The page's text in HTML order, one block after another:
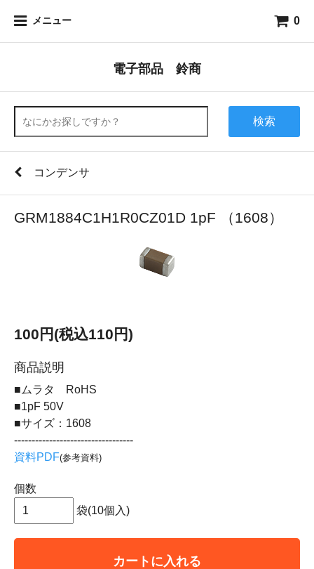
メニュー 0
電子部品 鈴商
検索
コンデンサ
GRM1884C1H1R0CZ01D 1pF （1608）
100円(税込110円)
商品説明
■ムラタ RoHS
■1pF 50V
■サイズ：1608
----------------------------------
資料PDF(参考資料)
個数
袋(10個入)
カートに入れる